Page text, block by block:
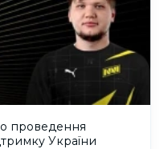
проведення
України